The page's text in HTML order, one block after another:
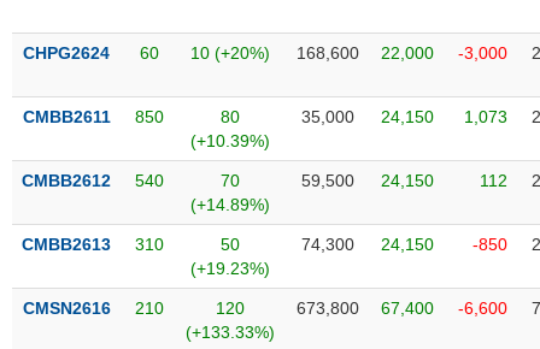
CHPG2624 60 10 (+20%) 168,600 22,000 -3,000
CMBB2611 850
80
(+10.39%)
35,000 24,150 1,073
CMBB2612 540
70
(+14.89%)
59,500 24,150 112
CMBB2613 310
50
(+19.23%)
74,300 24,150 -850
CMSN2616 210
120
(+133.33%)
673,800 67,400 -6,600
ngữ
(-)
Dịch
(-)
Đào